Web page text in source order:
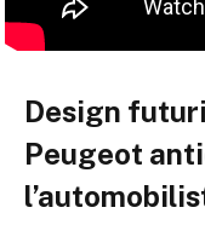
Design
Peugeot